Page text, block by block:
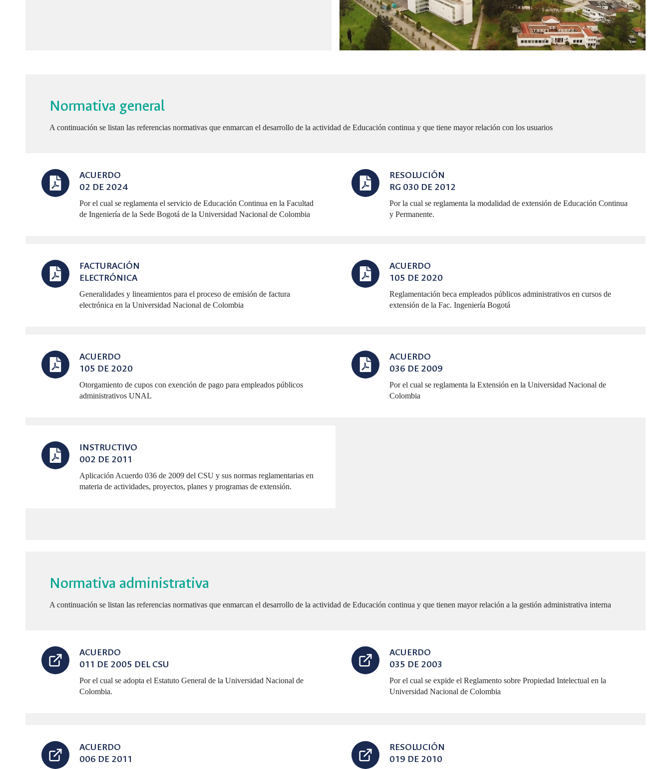
Normativa general
A continuación se listan las referencias normativas que enmarcan el desarrollo de la actividad de Educación continua y que tiene mayor relación con los usuarios
ACUERDO
02 DE 2024
Por el cual se reglamenta el servicio de Educación Continua en la Facultad
de Ingeniería de la Sede Bogotá de la Universidad Nacional de Colombia
FACTURACIÓN
ELECTRÓNICA
Generalidades y lineamientos para el proceso de emisión de factura
electrónica en la Universidad Nacional de Colombia
ACUERDO
105 DE 2020
Otorgamiento de cupos con exención de pago para empleados públicos
administrativos UNAL
INSTRUCTIVO
002 DE 2011
Aplicación Acuerdo 036 de 2009 del CSU y sus normas reglamentarias en
materia de actividades, proyectos, planes y programas de extensión.
RESOLUCIÓN
RG 030 DE 2012
Por la cual se reglamenta la modalidad de extensión de Educación Continua
y Permanente.
ACUERDO
105 DE 2020
Reglamentación beca empleados públicos administrativos en cursos de
extensión de la Fac. Ingeniería Bogotá
ACUERDO
036 DE 2009
Por el cual se reglamenta la Extensión en la Universidad Nacional de
Colombia
Normativa administrativa
A continuación se listan las referencias normativas que enmarcan el desarrollo de la actividad de Educación continua y que tienen mayor relación a la gestión administrativa interna
ACUERDO
011 DE 2005 DEL CSU
Por el cual se adopta el Estatuto General de la Universidad Nacional de
Colombia.
ACUERDO
006 DE 2011
ACUERDO
035 DE 2003
Por el cual se expide el Reglamento sobre Propiedad Intelectual en la
Universidad Nacional de Colombia
RESOLUCIÓN
019 DE 2010